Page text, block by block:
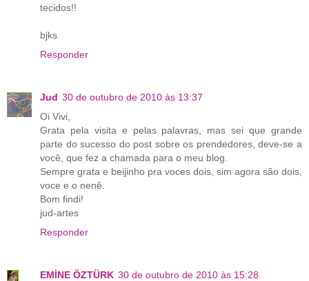
tecidos!!
bjks
Responder
Jud 30 de outubro de 2010 às 13:37
Oi Vivi,
Grata pela visita e pelas palavras, mas sei que grande
parte do sucesso do post sobre os prendedores, deve-se a
você, que fez a chamada para o meu blog.
Sempre grata e beijinho pra voces dois, sim agora são dois,
voce e o nenê.
Bom findi!
jud-artes
Responder
EMİNE ÖZTÜRK 30 de outubro de 2010 às 15:28